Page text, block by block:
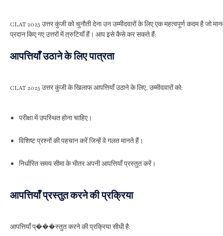
CLAT 2025 उत्तर कुंजी को चुनौती देना उन उम्मीदवारों के लिए एक महत्वपूर्ण कदम है जो
प्रदान किए गए उत्तरों में त्रुटियाँ हैं। आप इसे कैसे कर सकते हैं:
आपत्तियाँ उठाने के लिए पात्रता
CLAT 2025 उत्तर कुंजी के खिलाफ आपत्तियाँ उठाने के लिए, उम्मीदवारों को:
परीक्षा में उपस्थित होना चाहिए।
विशिष्ट प्रश्नों की पहचान करें जिन्हें वे गलत मानते हैं।
निर्धारित समय सीमा के भीतर अपनी आपत्तियाँ प्रस्तुत करें।
आपत्तियाँ प्रस्तुत करने की प्रक्रिया
आपत्तियाँ प्���स्तुत करने की प्रक्रिया सीधी है: